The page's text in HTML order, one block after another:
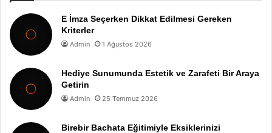
E İmza Seçerken Dikkat Edilmesi Gereken
Kriterler
Admin 1 Ağustos 2026
Hediye Sunumunda Estetik ve Zarafeti Bir Araya
Getirin
Admin 25 Temmuz 2026
Birebir Bachata Eğitimiyle Eksiklerinizi